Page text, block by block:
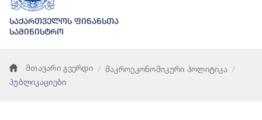
საქართველოს ფინანსთა
სამინისტრო
მთავარი გვერდი
მაკროეკონომიკური პოლიტიკა
პუბლიკაციები